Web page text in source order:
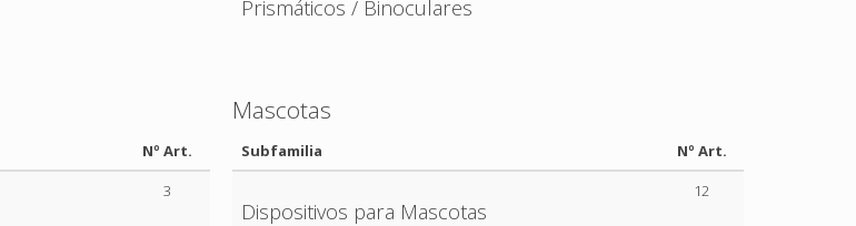
Prismáticos / Binoculares
Nº Art.
3
Mascotas
Subfamilia Nº Art.
Dispositivos para Mascotas
12